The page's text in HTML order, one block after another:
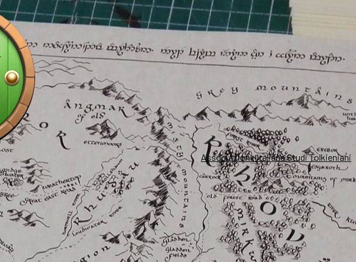
Associazione Italiana Studi Tolkieniani